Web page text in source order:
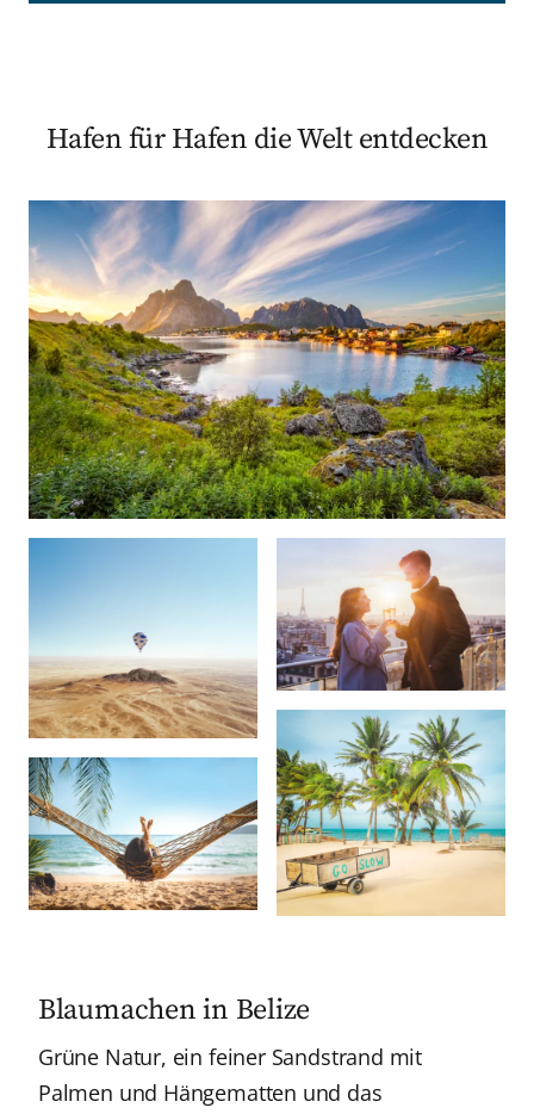
Hafen für Hafen die Welt entdecken
Blaumachen in Belize
Grüne Natur, ein feiner Sandstrand mit
Palmen und Hängematten und das